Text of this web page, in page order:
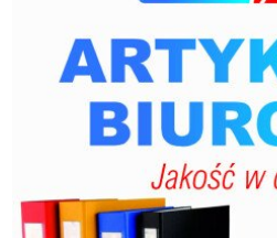
REDAKCJA
REGULAMIN